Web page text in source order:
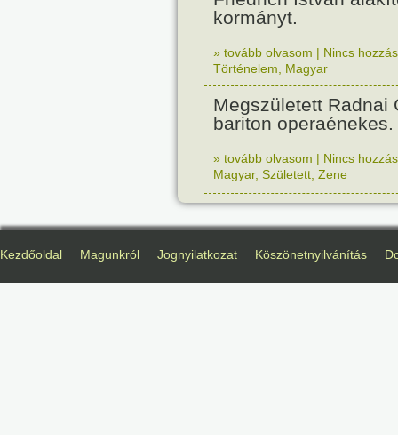
kormányt.
» tovább olvasom | Nincs
Történelem
Magyar
Megszületett Radnai
bariton operaénekes.
» tovább olvasom | Nincs
Magyar, Született Zene
Kezdőoldal Magunkról Jognyilatkozat Köszönetnyilvánítás